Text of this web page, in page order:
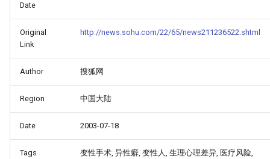
Date
Original
Link
http://news.sohu.com/22/65/news211236522.shtml
Author 搜狐网
Region 中国大陆
Date 2003-07-18
Tags
变性手术, 异性癖, 变性人, 生理心理差异, 医疗风险,